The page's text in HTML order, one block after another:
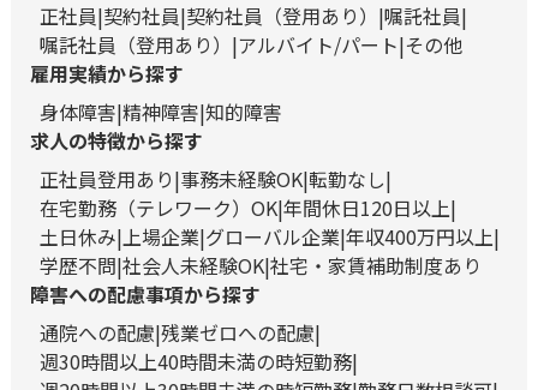
正社員 契約社員 契約社員（登用あり）
嘱託社員
嘱託社員（登用あり）
アルバイト/パート その他
雇用実績から探す
身体障害 精神障害 知的障害
求人の特徴から探す
正社員登用あり 事務未経験OK 転勤なし
在宅勤務（テレワーク）OK 年間休日120日以上
土日休み 上場企業 グローバル企業 年収400万円以上
学歴不問 社会人未経験OK 社宅・家賃補助制度あり
障害への配慮事項から探す
通院への配慮 残業ゼロへの配慮
週30時間以上40時間未満の時短勤務